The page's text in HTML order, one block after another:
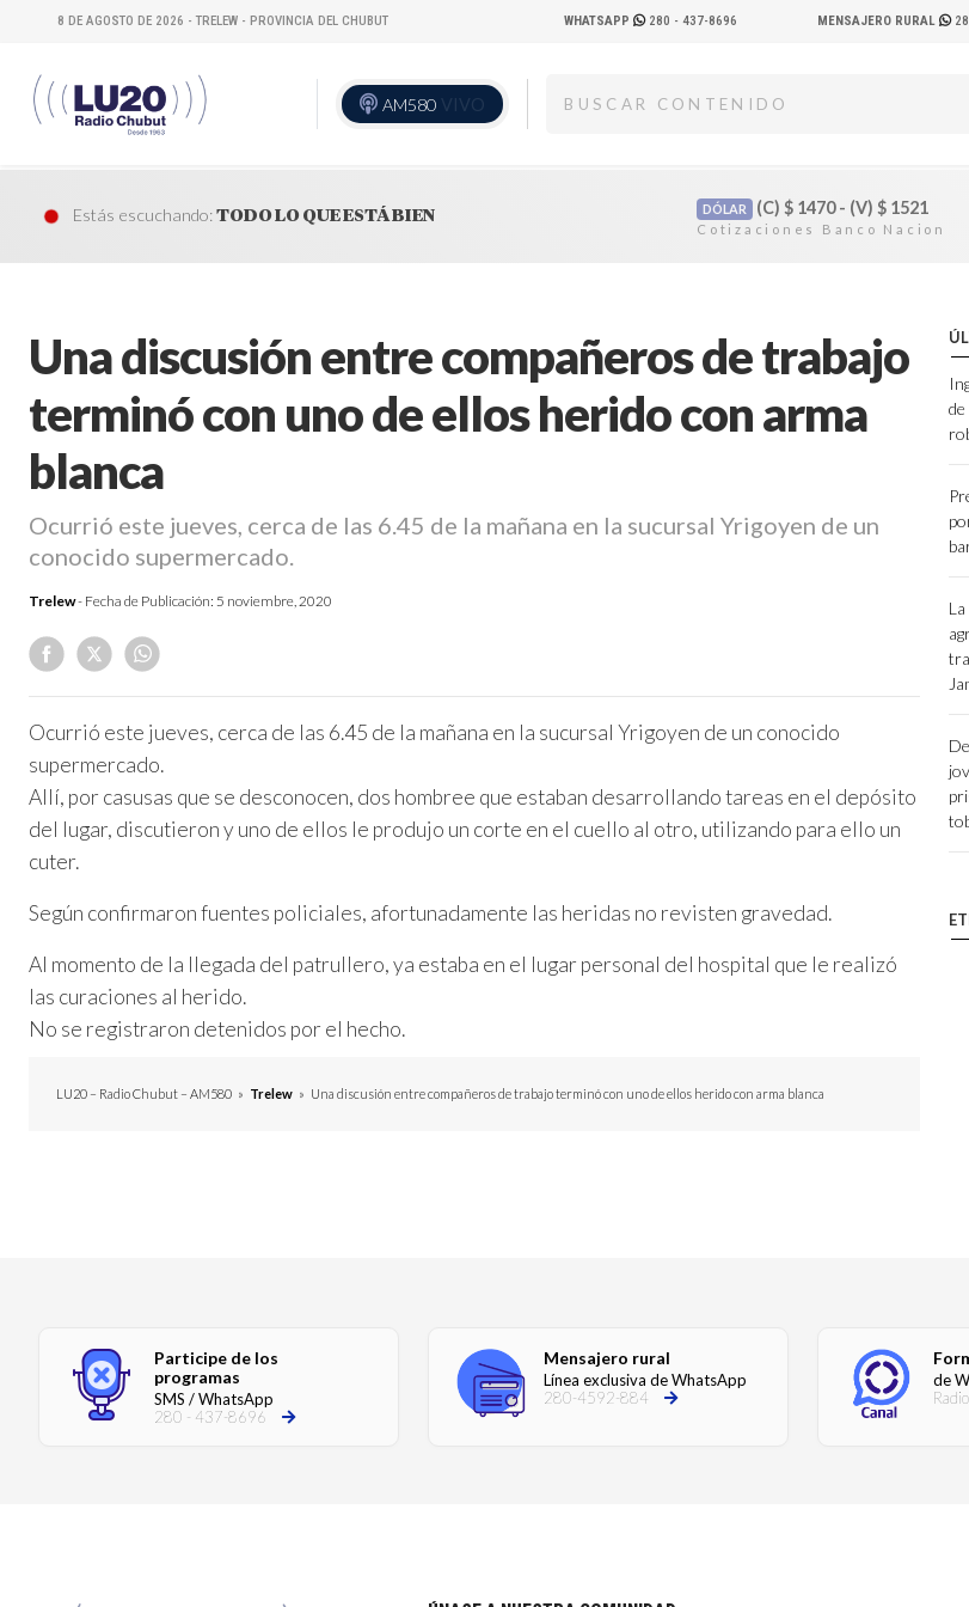
8 DE AGOSTO DE 2026 - TRELEW - PROVINCIA DEL CHUBUT WHATSAPP 280 - 437-8696 MENSAJERO RURAL
AM580 VIVO
Estás escuchando:TODO LO QUE ESTÁ BIEN DÓLAR (C) $1470 - (V) $1521
Una discusión entre compañeros de trabajo
terminó con uno de ellos herido con arma
blanca
Ocurrió este jueves, cerca de las 6.45 de la mañana en la sucursal Yrigoyen de un
conocido supermercado.
Trelew- Fecha de Publicación: 5 noviembre, 2020
Ocurrió este jueves, cerca de las 6.45 de la mañana en la sucursal Yrigoyen de un conocido
supermercado.
Allí, por casusas que se desconocen, dos hombree que estaban desarrollando tareas en el depósito
del lugar, discutieron y uno de ellos le produjo un corte en el cuello al otro, utilizando para ello un
cuter.
Según confirmaron fuentes policiales, afortunadamente las heridas no revisten gravedad.
Al momento de la llegada del patrullero, ya estaba en el lugar personal del hospital que le realizó
las curaciones al herido.
No se registraron detenidos por el hecho.
LU20 – Radio Chubut – AM580 » Trelew » Una discusión entre compañeros de trabajo terminó con uno de ellos herido con arma blanca
Participe de los
programas
SMS / WhatsApp
280 - 437-8696
Mensajero rural
Línea exclusiva de WhatsApp
280-4592-884
de